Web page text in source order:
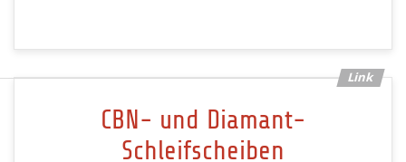
CBN- und Diamant-
Schleifscheiben